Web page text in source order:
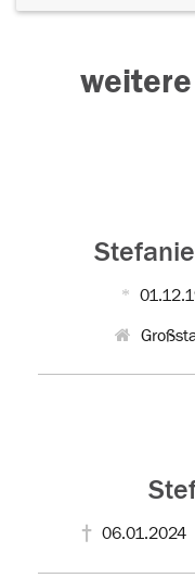
06.01.2024